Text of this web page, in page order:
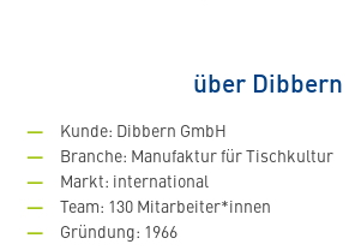
über Dibbern
Kunde: Dibbern GmbH
Branche: Manufaktur für Tischkultur
Markt: international
Team: 130 Mitarbeiter*innen
Gründung: 1966